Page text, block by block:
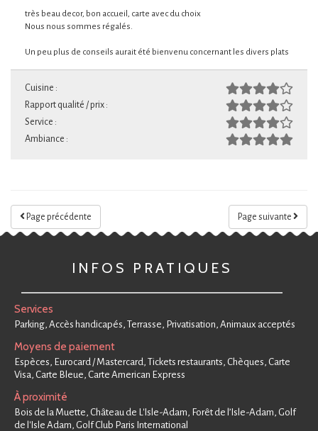
très beau decor, bon accueil, carte avec du choix
Nous nous sommes régalés.
Un peu plus de conseils aurait été bienvenu concernant les divers plats
Cuisine :
Rapport qualité / prix :
Service :
Ambiance :
Page suivante
Page précédente
INFOS PRATIQUES
Services
Parking, Accès handicapés, Terrasse, Privatisation, Animaux acceptés
Moyens de paiement
Espèces, Eurocard / Mastercard, Tickets restaurants, Chèques, Carte
Visa, Carte Bleue, Carte American Express
À proximité
Bois de la Muette, Château de L'Isle-Adam, Forêt de l’Isle-Adam, Golf
de l'Isle Adam, Golf Club Paris International